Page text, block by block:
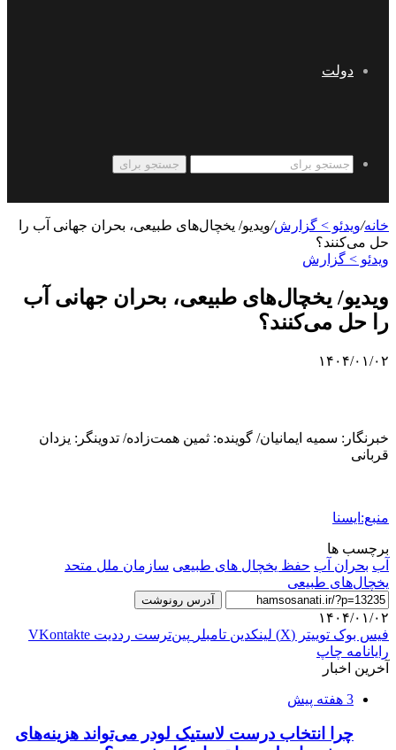
دولت
جستجو برای
خانه/ویدئو > گزارش/ویدیو/ یخچال‌های طبیعی، بحران جهانی آب را
حل می‌کنند؟
ویدئو > گزارش
ویدیو/ یخچال‌های طبیعی، بحران جهانی آب
را حل می‌کنند؟
۱۴۰۴/۰۱/۰۲
خبرنگار: سمیه ایمانیان/ گوینده: ثمین همت‌زاده/ تدوینگر: یزدان
قربانی
منبع:ایسنا
برچسب ها
آب بحران آب حفظ یخچال های طبیعی سازمان ملل متحد
یخچال‌های طبیعی
آدرس رونوشت
۱۴۰۴/۰۱/۰۲
فیس بوک توییتر (X) لینکدین ‫تامبلر ‫پین‌ترست ‫رددیت ‫VKontakte
رایانامه چاپ
آخرین اخبار
3 هفته پیش
چرا انتخاب درست لاستیک لودر می‌تواند هزینه‌های